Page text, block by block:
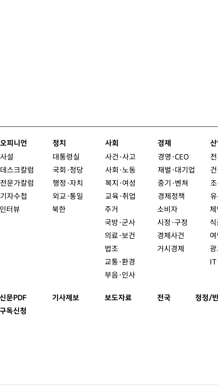
오피니언
사설
데스크칼럼
전문가칼럼
기자수첩
인터뷰
정치
대통령실
국회·정당
행정·자치
외교·통일
북한
사회
사건·사고
사회·노동
복지·여성
교육·취업
주거
국방·군사
의료·보건
법조
교통·환경
부음·인사
경제
경영·CEO
재벌·대기업
중기·벤쳐
경제정책
소비자
시정·구정
경제사건
거시경제
신문PDF
구독신청
기사제보 보도자료 전국 정정/